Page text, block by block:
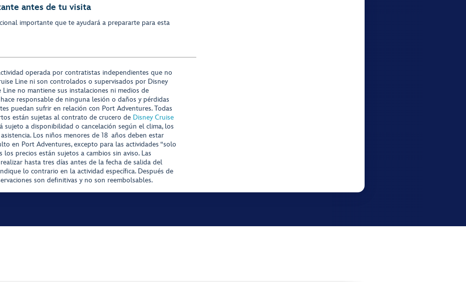
antes de tu visita
importante que te ayudará a prepararte para esta
operada por contratistas independientes que no
Line ni son controlados o supervisados por Disney
Line no mantiene sus instalaciones ni medios de
responsable de ninguna lesión o daños y pérdidas
puedan sufrir en relación con Port Adventures. Todas
están sujetas al contrato de crucero de Disney Cruise
sujeto a disponibilidad o cancelación según el clima, los
Los niños menores de 18 años deben estar
en Port Adventures, excepto para las actividades “solo
los precios están sujetos a cambios sin aviso. Las
hasta tres días antes de la fecha de salida del
lo contrario en la actividad específica. Después de
son definitivas y no son reembolsables.